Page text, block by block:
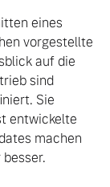
eines
vorgestellte
auf die
sind
Sie
entwickelte
machen